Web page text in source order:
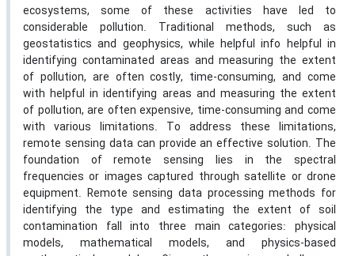
ecosystems, some of these activities have led to
considerable pollution. Traditional methods, such as
geostatistics and geophysics, while helpful info helpful in
identifying contaminated areas and measuring the extent
of pollution, are often costly, time-consuming, and come
with helpful in identifying areas and measuring the extent
of pollution, are often expensive, time-consuming and come
with various limitations. To address these limitations,
remote sensing data can provide an effective solution. The
foundation of remote sensing lies in the spectral
frequencies or images captured through satellite or drone
equipment. Remote sensing data processing methods for
identifying the type and estimating the extent of soil
contamination fall into three main categories: physical
models, mathematical models, and physics-based